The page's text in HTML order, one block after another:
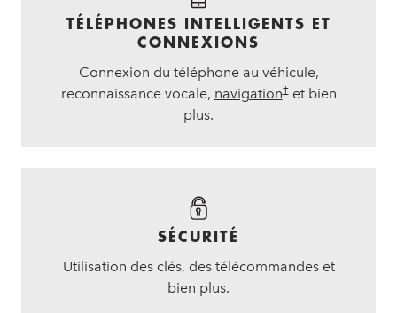
TÉLÉPHONES INTELLIGENTS ET
CONNEXIONS
Connexion du téléphone au véhicule,
reconnaissance vocale, navigation†et bien
plus.
SÉCURITÉ
Utilisation des clés, des télécommandes et
bien plus.